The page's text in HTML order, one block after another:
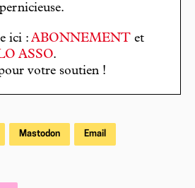
ici : ABONNEMENT et
ASSO.
votre soutien !
Mastodon Email